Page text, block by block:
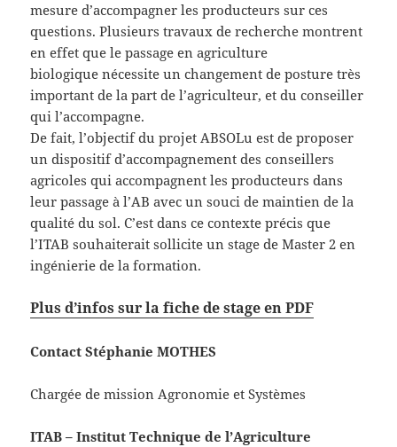
mesure d’accompagner les producteurs sur ces
questions. Plusieurs travaux de recherche montrent
en effet que le passage en agriculture
biologique nécessite un changement de posture très
important de la part de l’agriculteur, et du conseiller
qui l’accompagne.
De fait, l’objectif du projet ABSOLu est de proposer
un dispositif d’accompagnement des conseillers
agricoles qui accompagnent les producteurs dans
leur passage à l’AB avec un souci de maintien de la
qualité du sol. C’est dans ce contexte précis que
l’ITAB souhaiterait sollicite un stage de Master 2 en
ingénierie de la formation.
Plus d’infos sur la fiche de stage en PDF
Contact Stéphanie MOTHES
Chargée de mission Agronomie et Systèmes
ITAB – Institut Technique de l’Agriculture